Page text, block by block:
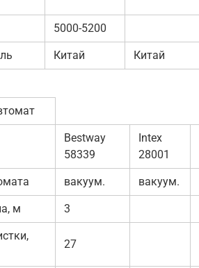
5000-5200
Китай Китай
Bestway
58339
Intex
28001
вакуум. вакуум.
м 3
27